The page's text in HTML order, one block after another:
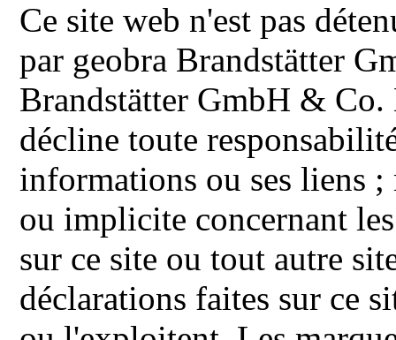
Ce site web n'est pas
par geobra Brandstätter
Brandstätter GmbH & Co.
décline toute
informations ou ses liens ;
ou implicite concernant
sur ce site ou tout autre
déclarations faites sur ce